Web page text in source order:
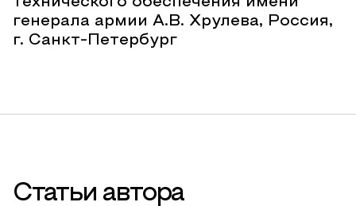
генерала армии А.В. Хрулева, Россия,
г. Санкт-Петербург
Статьи автора